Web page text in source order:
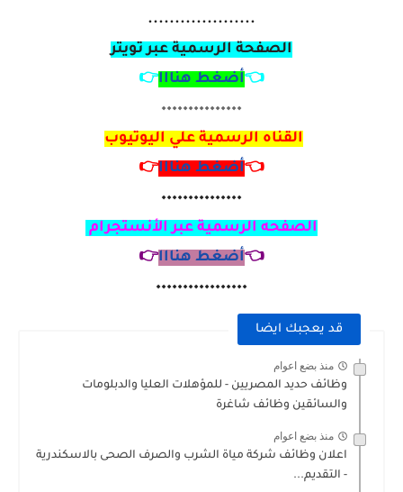
....................
الصفحة الرسمية عبر تويتر
👈أضغط هنااا👉
٠٠٠٠٠٠٠٠٠٠٠٠٠٠٠
القناه الرسمية علي اليوتيوب
👈أضغط هنااا👉
٠٠٠٠٠٠٠٠٠٠٠٠٠٠٠
الصفحه الرسمية عبر الأنستجرام
👈أضغط هنااا👉
٠٠٠٠٠٠٠٠٠٠٠٠٠٠٠٠٠
قد يعجبك ايضا
منذ بضع اعوام
وظائف حديد المصريين - للمؤهلات العليا والدبلومات
والسائقين وظائف شاغرة
منذ بضع اعوام
اعلان وظائف شركة مياة الشرب والصرف الصحى بالاسكندرية
- التقديم...